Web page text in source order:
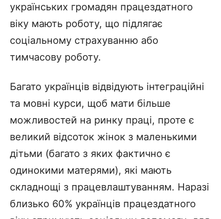
українських громадян працездатного
віку мають роботу, що підлягає
соціальному страхуванню або
тимчасову роботу.
Багато українців відвідують інтеграційні
та мовні курси, щоб мати більше
можливостей на ринку праці, проте є
великий відсоток жінок з маленькими
дітьми (багато з яких фактично є
одинокими матерями), які мають
складнощі з працевлаштуванням. Наразі
близько 60% українців працездатного